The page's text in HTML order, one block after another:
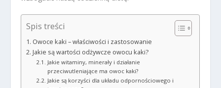
Spis treści
Owoce kaki – właściwości i zastosowanie
Jakie są wartości odżywcze owocu kaki?
Jakie witaminy, minerały i działanie
przeciwutleniające ma owoc kaki?
Jakie są korzyści dla układu odpornościowego i